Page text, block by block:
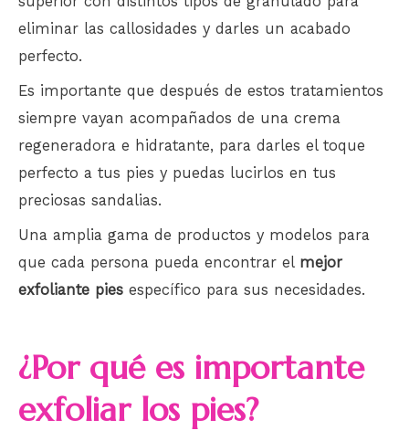
eliminar las callosidades y darles un acabado
perfecto.
Es importante que después de estos tratamientos
siempre vayan acompañados de una crema
regeneradora e hidratante, para darles el toque
perfecto a tus pies y puedas lucirlos en tus
preciosas sandalias.
Una amplia gama de productos y modelos para
que cada persona pueda encontrar el mejor
exfoliante pies específico para sus necesidades.
¿Por qué es importante
exfoliar los pies?